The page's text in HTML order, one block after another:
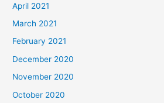
April 2021
March 2021
February 2021
December 2020
November 2020
October 2020